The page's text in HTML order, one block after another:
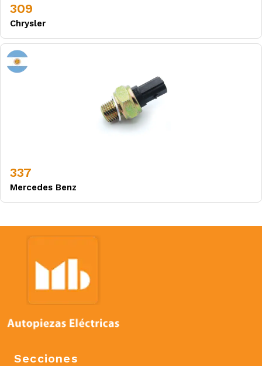
309
Chrysler
337
Mercedes Benz
Secciones